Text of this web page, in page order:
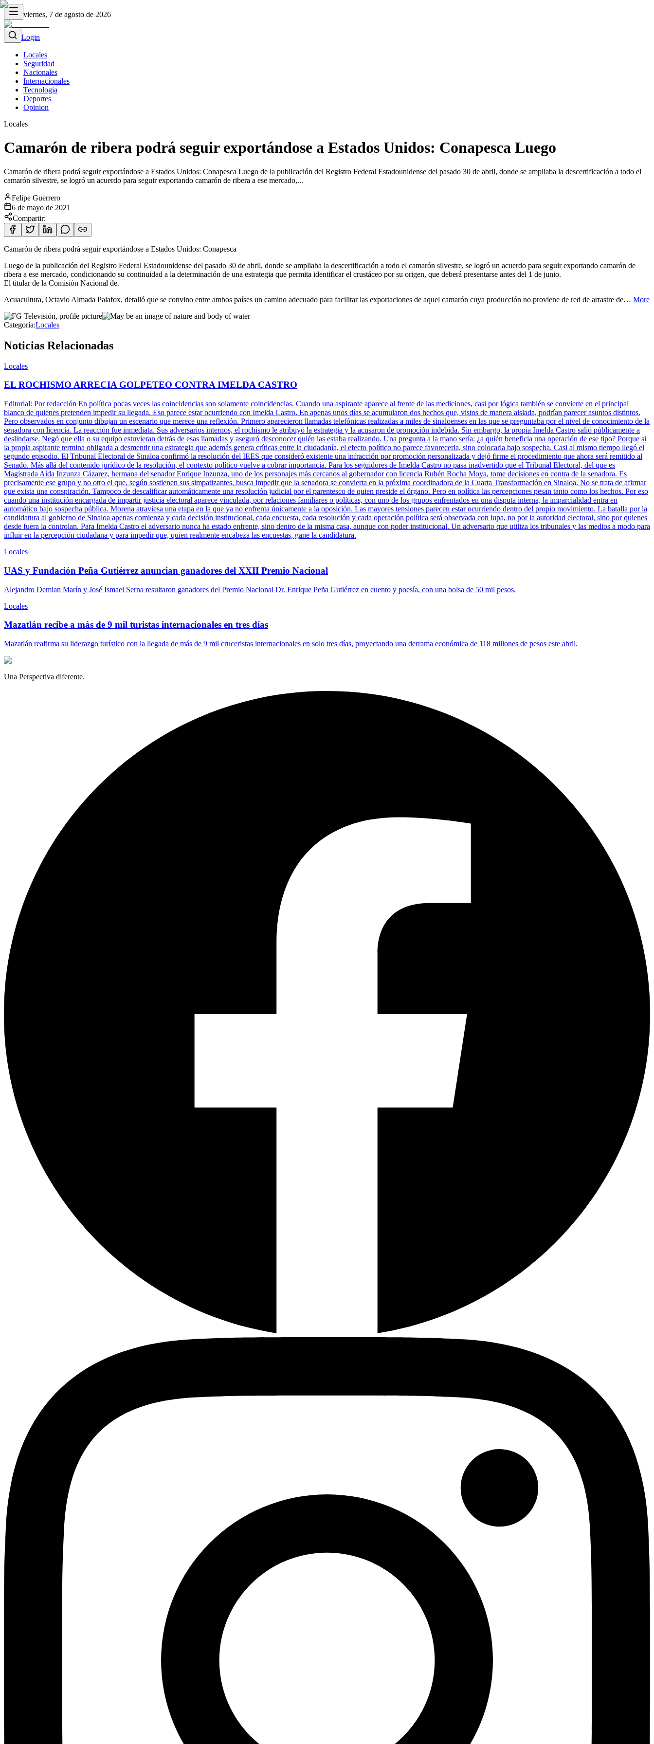
viernes, 7 de agosto de 2026
Login
Locales
Seguridad
Nacionales
Internacionales
Tecnologia
Deportes
Opinion
Locales
Camarón de ribera podrá seguir exportándose a Estados Unidos: Conapesca Luego
Camarón de ribera podrá seguir exportándose a Estados Unidos: Conapesca Luego de la publicación del Registro Federal Estadounidense del pasado 30 de abril, donde se ampliaba la descertificación a todo el
camarón silvestre, se logró un acuerdo para seguir exportando camarón de ribera a ese mercado,...
Felipe Guerrero
6 de mayo de 2021
Compartir:
Camarón de ribera podrá seguir exportándose a Estados Unidos: Conapesca
Luego de la publicación del Registro Federal Estadounidense del pasado 30 de abril, donde se ampliaba la descertificación a todo el camarón silvestre, se logró un acuerdo para seguir exportando camarón de
ribera a ese mercado, condicionando su continuidad a la determinación de una estrategia que permita identificar el crustáceo por su origen, que deberá presentarse antes del 1 de junio.
El titular de la Comisión Nacional de.
Acuacultura, Octavio Almada Palafox, detalló que se convino entre ambos países un camino adecuado para facilitar las exportaciones de aquel camarón cuya producción no proviene de red de arrastre de… More
Categoría:Locales
Noticias Relacionadas
Locales
EL ROCHISMO ARRECIA GOLPETEO CONTRA IMELDA CASTRO
Editorial: Por redacción En política pocas veces las coincidencias son solamente coincidencias. Cuando una aspirante aparece al frente de las mediciones, casi por lógica también se convierte en el principal
blanco de quienes pretenden impedir su llegada. Eso parece estar ocurriendo con Imelda Castro. En apenas unos días se acumularon dos hechos que, vistos de manera aislada, podrían parecer asuntos distintos.
Pero observados en conjunto dibujan un escenario que merece una reflexión. Primero aparecieron llamadas telefónicas realizadas a miles de sinaloenses en las que se preguntaba por el nivel de conocimiento de la
senadora con licencia. La reacción fue inmediata. Sus adversarios internos, el rochismo le atribuyó la estrategia y la acusaron de promoción indebida. Sin embargo, la propia Imelda Castro salió públicamente a
deslindarse. Negó que ella o su equipo estuvieran detrás de esas llamadas y aseguró desconocer quién las estaba realizando. Una pregunta a la mano sería: ¿a quién beneficia una operación de ese tipo? Porque si
la propia aspirante termina obligada a desmentir una estrategia que además genera críticas entre la ciudadanía, el efecto político no parece favorecerla, sino colocarla bajo sospecha. Casi al mismo tiempo llegó el
segundo episodio. El Tribunal Electoral de Sinaloa confirmó la resolución del IEES que consideró existente una infracción por promoción personalizada y dejó firme el procedimiento que ahora será remitido al
Senado. Más allá del contenido jurídico de la resolución, el contexto político vuelve a cobrar importancia. Para los seguidores de Imelda Castro no pasa inadvertido que el Tribunal Electoral, del que es
Magistrada Aída Inzunza Cázarez, hermana del senador Enrique Inzunza, uno de los personajes más cercanos al gobernador con licencia Rubén Rocha Moya, tome decisiones en contra de la senadora. Es
precisamente ese grupo y no otro el que, según sostienen sus simpatizantes, busca impedir que la senadora se convierta en la próxima coordinadora de la Cuarta Transformación en Sinaloa. No se trata de afirmar
que exista una conspiración. Tampoco de descalificar automáticamente una resolución judicial por el parentesco de quien preside el órgano. Pero en política las percepciones pesan tanto como los hechos. Por eso
cuando una institución encargada de impartir justicia electoral aparece vinculada, por relaciones familiares o políticas, con uno de los grupos enfrentados en una disputa interna, la imparcialidad entra en
automático bajo sospecha pública. Morena atraviesa una etapa en la que ya no enfrenta únicamente a la oposición. Las mayores tensiones parecen estar ocurriendo dentro del propio movimiento. La batalla por la
candidatura al gobierno de Sinaloa apenas comienza y cada decisión institucional, cada encuesta, cada resolución y cada operación política será observada con lupa, no por la autoridad electoral, sino por quienes
desde fuera la controlan. Para Imelda Castro el adversario nunca ha estado enfrente, sino dentro de la misma casa, aunque con poder institucional. Un adversario que utiliza los tribunales y las medios a modo para
influir en la percepción ciudadana y para impedir que, quien realmente encabeza las encuestas, gane la candidatura.
Locales
UAS y Fundación Peña Gutiérrez anuncian ganadores del XXII Premio Nacional
Alejandro Demian Marín y José Ismael Serna resultaron ganadores del Premio Nacional Dr. Enrique Peña Gutiérrez en cuento y poesía, con una bolsa de 50 mil pesos.
Locales
Mazatlán recibe a más de 9 mil turistas internacionales en tres días
Mazatlán reafirma su liderazgo turístico con la llegada de más de 9 mil cruceristas internacionales en solo tres días, proyectando una derrama económica de 118 millones de pesos este abril.
Una Perspectiva diferente.